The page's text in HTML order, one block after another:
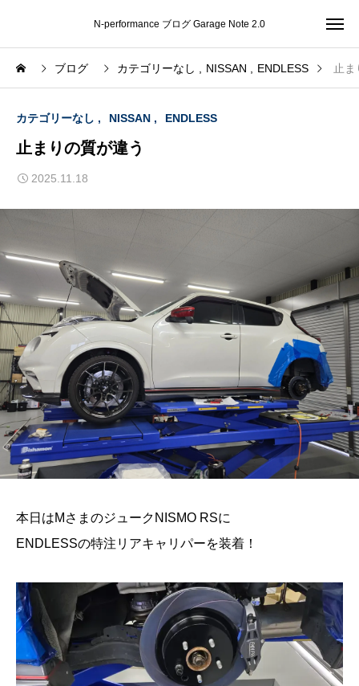
N-performance ブログ Garage Note 2.0
ブログ カテゴリーなし NISSAN ENDLESS 止
カテゴリーなし NISSAN ENDLESS
止まりの質が違う
2025.11.18
本日はMさまのジュークNISMO RSに
ENDLESSの特注リアキャリパーを装着！